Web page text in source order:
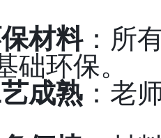
材料：所
础环保。
成熟 ：老